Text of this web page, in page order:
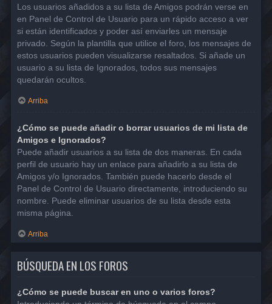
Los usuarios añadidos a su lista de Amigos podrán verse en
en Panel de Control de Usuario para un rápido acceso a ver
si están identificados y poder así enviarles un mensaje
privado. Según la plantilla que utilice el foro, los mensajes de
estos usuarios pueden visualizarse resaltados. Si añade un
usuario a su lista de Ignorados, todos sus mensajes
quedarán ocultos.
Arriba
¿Cómo se puede añadir o borrar usuarios de mi lista de
Amigos e Ignorados?
Puede añadir usuarios a su lista de dos maneras. En cada
perfil de usuario hay un enlace para añadirlo a su lista de
Amigos y/o Ignorados. También puede hacerlo desde el
Panel de Control de Usuario directamente, introduciendo su
nombre. Puede eliminar usuarios de su lista desde esta
misma página.
Arriba
BÚSQUEDA EN LOS FOROS
¿Cómo se puede buscar en uno o varios foros?